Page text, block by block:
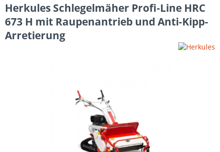
Herkules Schlegelmäher Profi-Line HRC
673 H mit Raupenantrieb und Anti-Kipp-
Arretierung